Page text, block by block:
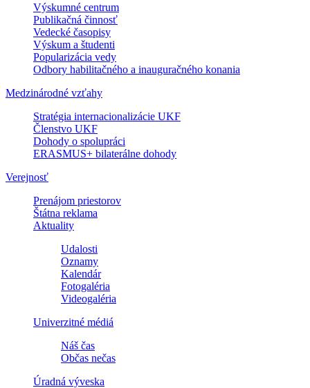
Výskumné centrum
Publikačná činnosť
Vedecké časopisy
Výskum a študenti
Popularizácia vedy
Odbory habilitačného a inauguračného konania
Medzinárodné vzťahy
Stratégia internacionalizácie UKF
Členstvo UKF
Dohody o spolupráci
ERASMUS+ bilaterálne dohody
Verejnosť
Prenájom priestorov
Štátna reklama
Aktuality
Udalosti
Oznamy
Kalendár
Fotogaléria
Videogaléria
Univerzitné médiá
Náš čas
Občas nečas
Úradná výveska